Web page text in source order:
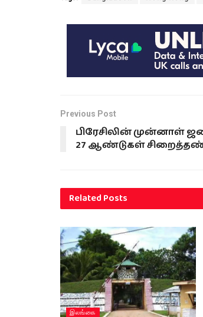
Previous Post
பிரேசிலின் முன்னாள்
27 ஆண்டுகள்
RelatedPosts
இலங்கை